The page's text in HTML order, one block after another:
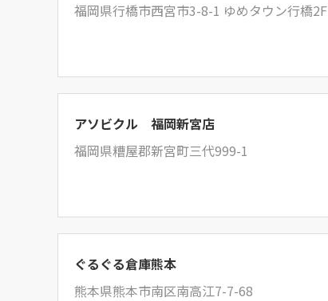
福岡県行橋市西宮市3-8-1 ゆめタウン行橋2F
アソビクル 福岡新宮店
福岡県糟屋郡新宮町三代999-1
ぐるぐる倉庫熊本
熊本県熊本市南区南高江7-7-68